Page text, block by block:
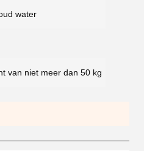
water
van niet meer dan 50 kg